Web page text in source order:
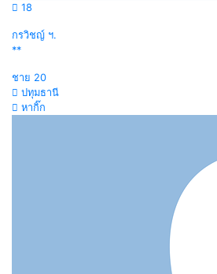
18
กรวิชญ์ ฯ.
**
ชาย 20
ปทุมธานี
หากิ๊ก